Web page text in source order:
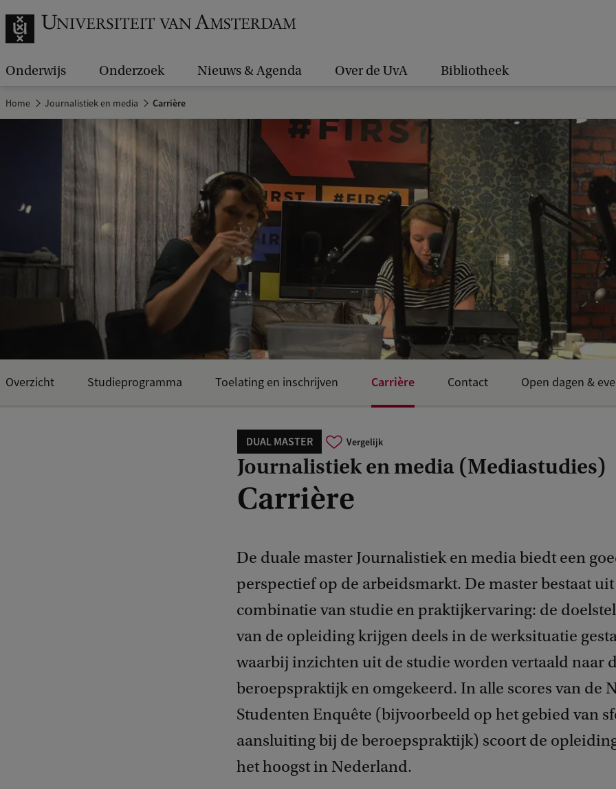
Onderwijs Onderzoek Nieuws & Agenda Over de UvA Bibliotheek
Home Journalistiek en media Carrière
DUAL MASTER Vergelijk
Journalistiek en media (Mediastudies)
Carrière
De duale master Journalistiek en media biedt een
perspectief op de arbeidsmarkt. De master bestaat
combinatie van studie en praktijkervaring: de
van de opleiding krijgen deels in de werksituatie
waarbij inzichten uit de studie worden vertaald naar
beroepspraktijk en omgekeerd. In alle scores van de
Studenten Enquête (bijvoorbeeld op het gebied van
aansluiting bij de beroepspraktijk) scoort de
het hoogst in Nederland.
Overzicht Studieprogramma Toelating en inschrijven Carrière Contact Open dagen &